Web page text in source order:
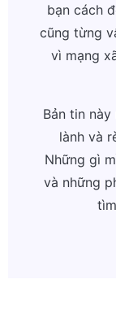
bạn cách
cũng từng
vì mạng
Bản tin
lành và
Những gì
và những